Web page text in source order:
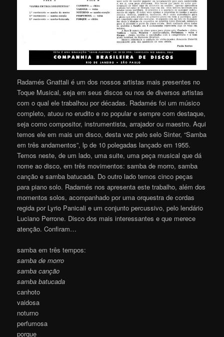
Radamés Gnattali é um dos nossos artistas mais presentes no
Toque Musical, seja em seus discos ou nos de diversos artistas
com o qual ele trabalhou por décadas. Radamés foi um músico
completo, atuou no erudito e no popular e sempre com destaque,
seja como compositor, instrumentista, arrajador ou maestro. Aqui
temos ele em mais um disco, desta vez pelo selo Sinter, “Samba
em três andamentos”, lp de 10 polegadas lançado em 1955.
Temos neste, de um lado, uma suite, uma peça musical que dá
nome ao disco, em três movimentos: samba de morro, samba
canção e samba batucada. Do outro lado temos cinco peças
para piano solo. Radamés nos apresenta este trabalho, além dos
momentos solos, acompanhado por uma orquestra de cordas
regida por Lyrio Panicali e um conjunto percussivo, pelo lendário
Luciano Perrone. Disco dos mais interessantes e que merece
atenção. Confiram…
samba em três tempos:
samba de morro
samba canção
samba batucada
canhoto
vaidosa
noturno
perfumosa
porque